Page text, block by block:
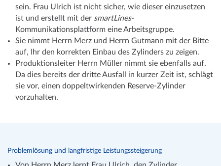
sein. Frau Ulrich ist nicht sicher, wie dieser einzusetzen
ist und erstellt mit der smartLines-
Kommunikationsplattform eine Arbeitsgruppe.
Sie nimmt Herrn Merz und Herrn Gutmann mit der Bitte
auf, Ihr den korrekten Einbau des Zylinders zu zeigen.
Produktionsleiter Herrn Müller nimmt sie ebenfalls auf.
Da dies bereits der dritte Ausfall in kurzer Zeit ist, schlägt
sie vor, einen doppeltwirkenden Reserve-Zylinder
vorzuhalten.
Problemlösung und langfristige Leistungssteigerung